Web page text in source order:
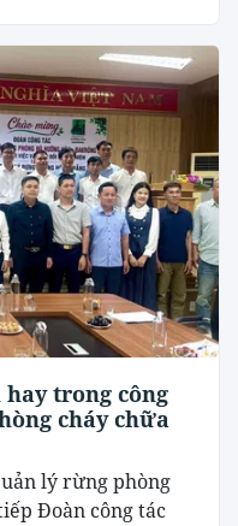
trong công
cháy chữa
lý rừng phòng
Đoàn công tác